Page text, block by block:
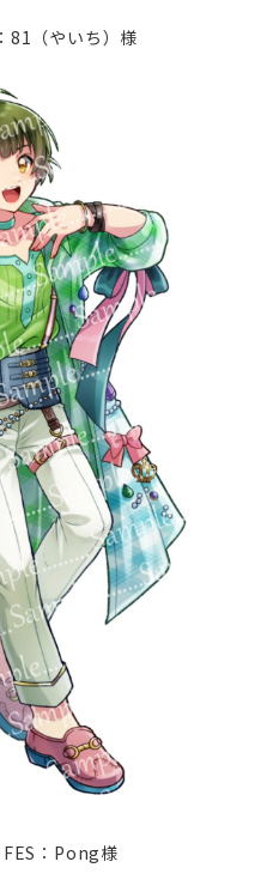
（やいち）様
様